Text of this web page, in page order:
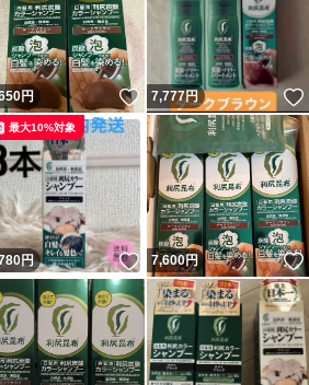
ね！
円 いいね！
7,777円
ね！
円 いいね！
最大10%対象
7,600円